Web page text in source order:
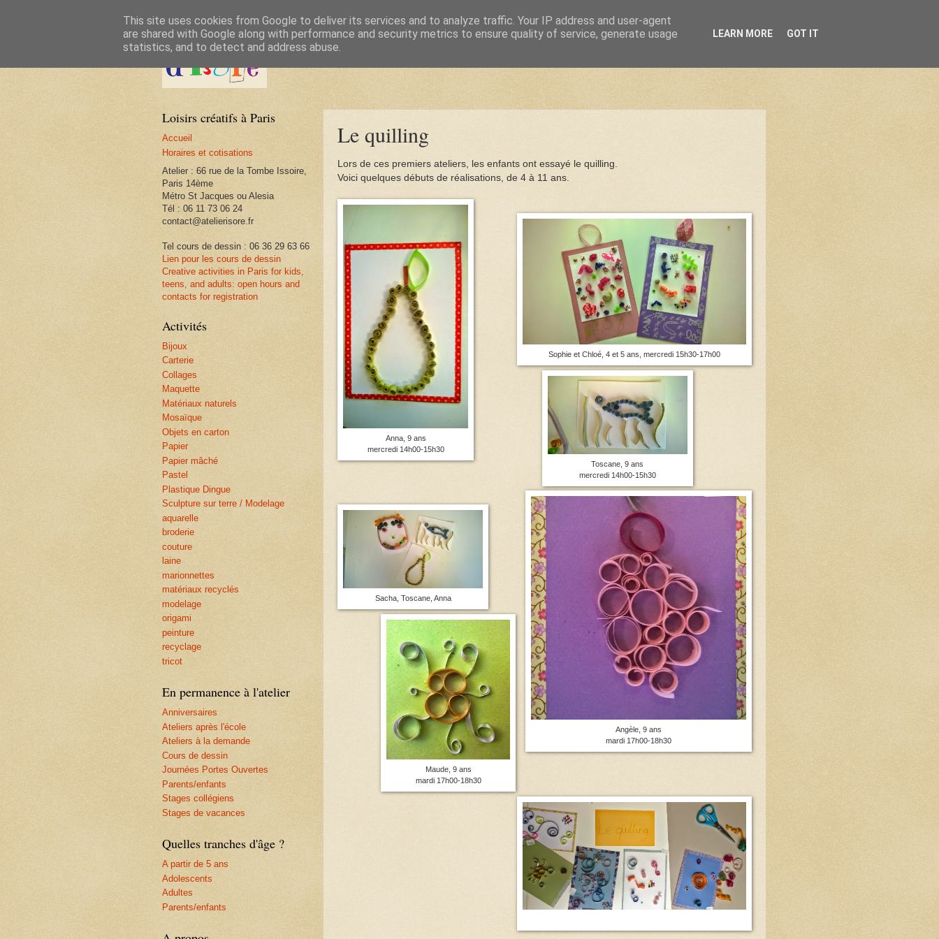
Le quilling
Lors de ces premiers ateliers, les enfants ont essayé le quilling.
Voici quelques débuts de réalisations, de 4 à 11 ans.
Anna, 9 ans
mercredi 14h00-15h30
Sophie et Chloé, 4 et 5 ans, mercredi 15h30-17h00
Toscane, 9 ans
mercredi 14h00-15h30
Angèle, 9 ans
mardi 17h00-18h30
Sacha, Toscane, Anna
Maude, 9 ans
mardi 17h00-18h30
Loisirs créatifs à Paris
Accueil
Horaires et cotisations
Atelier : 66 rue de la Tombe Issoire,
Paris 14ème
Métro St Jacques ou Alesia
Tél : 06 11 73 06 24
contact@atelierisore.fr
Tel cours de dessin : 06 36 29 63 66
Lien pour les cours de dessin
Creative activities in Paris for kids,
teens, and adults: open hours and
contacts for registration
Activités
Bijoux
Carterie
Collages
Maquette
Matériaux naturels
Mosaïque
Objets en carton
Papier
Papier mâché
Pastel
Plastique Dingue
Sculpture sur terre / Modelage
aquarelle
broderie
couture
laine
marionnettes
matériaux recyclés
modelage
origami
peinture
recyclage
tricot
En permanence à l'atelier
Anniversaires
Ateliers après l'école
Ateliers à la demande
Cours de dessin
Journées Portes Ouvertes
Parents/enfants
Stages collégiens
Stages de vacances
Quelles tranches d'âge ?
A partir de 5 ans
Adolescents
Adultes
Parents/enfants
This site uses cookies from Google to deliver its services and to analyze traffic. Your IP address and user-agent
are shared with Google along with performance and security metrics to ensure quality of service, generate usage
statistics, and to detect and address abuse.
LEARN MORE GOT IT